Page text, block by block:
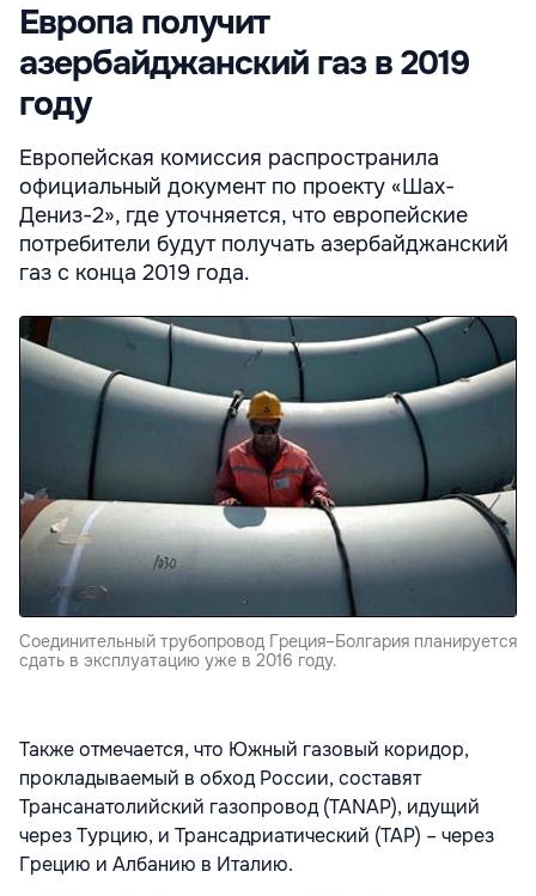
Европа получит
азербайджанский газ в 2019
году
Европейская комиссия распространила
официальный документ по проекту «Шах-
Дениз-2», где уточняется, что европейские
потребители будут получать азербайджанский
газ с конца 2019 года.
Соединительный трубопровод Греция–Болгария планируется
сдать в эксплуатацию уже в 2016 году.
Также отмечается, что Южный газовый коридор,
прокладываемый в обход России, составят
Трансанатолийский газопровод (TANAP), идущий
через Турцию, и Трансадриатический (TAP) – через
Грецию и Албанию в Италию.